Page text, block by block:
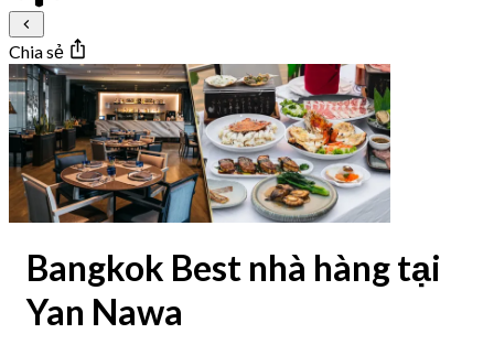
Chia sẻ
Bangkok Best nhà hàng tại
Yan Nawa